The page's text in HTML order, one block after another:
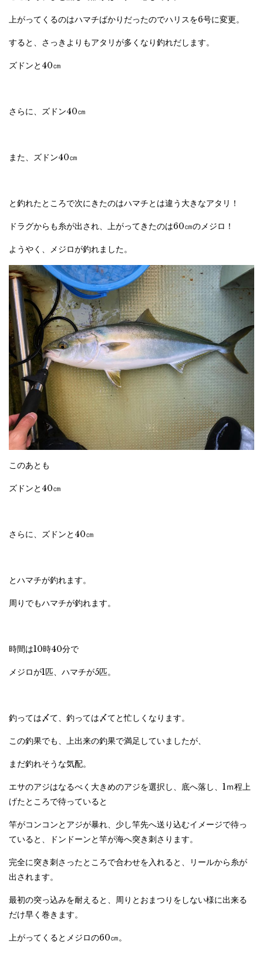
上がってくるのはハマチばかりだったのでハリスを6号に変更。
すると、さっきよりもアタリが多くなり釣れだします。
ズドンと40㎝
さらに、ズドン40㎝
また、ズドン40㎝
と釣れたところで次にきたのはハマチとは違う大きなアタリ！
ドラグからも糸が出され、上がってきたのは60㎝のメジロ！
ようやく、メジロが釣れました。
このあとも
ズドンと40㎝
さらに、ズドンと40㎝
とハマチが釣れます。
周りでもハマチが釣れます。
時間は10時40分で
メジロが1匹、ハマチが5匹。
釣っては〆て、釣っては〆てと忙しくなります。
この釣果でも、上出来の釣果で満足していましたが、
まだ釣れそうな気配。
エサのアジはなるべく大きめのアジを選択し、底へ落し、1ｍ程上
げたところで待っていると
竿がコンコンとアジが暴れ、少し竿先へ送り込むイメージで待っ
ていると、ドンドーンと竿が海へ突き刺さります。
完全に突き刺さったところで合わせを入れると、リールから糸が
出されます。
最初の突っ込みを耐えると、周りとおまつりをしない様に出来る
だけ早く巻きます。
上がってくるとメジロの60㎝。